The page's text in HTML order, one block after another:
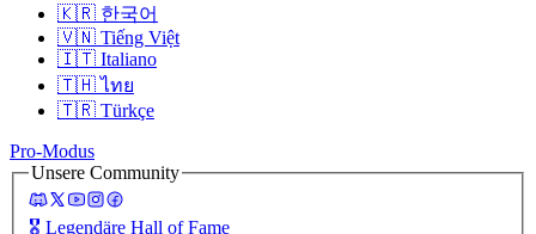
🇰🇷 한국어
🇻🇳 Tiếng Việt
🇮🇹 Italiano
🇹🇭 ไทย
🇹🇷 Türkçe
Pro-Modus
Unsere Community
🎖️ Legendäre Hall of Fame